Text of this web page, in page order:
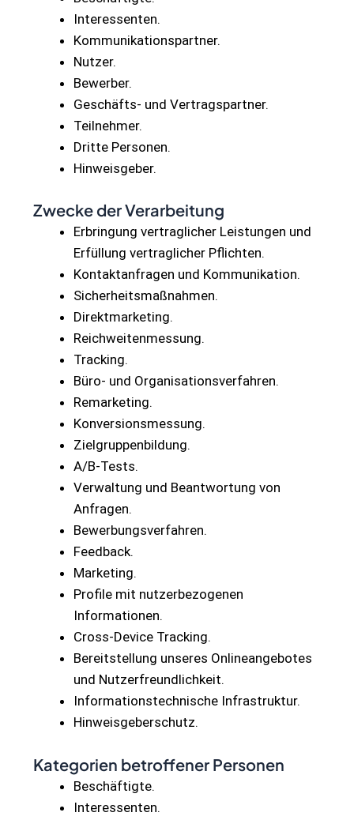
Interessenten.
Kommunikationspartner.
Nutzer.
Bewerber.
Geschäfts- und Vertragspartner.
Teilnehmer.
Dritte Personen.
Hinweisgeber.
Zwecke der Verarbeitung
Erbringung vertraglicher Leistungen und
Erfüllung vertraglicher Pflichten.
Kontaktanfragen und Kommunikation.
Sicherheitsmaßnahmen.
Direktmarketing.
Reichweitenmessung.
Tracking.
Büro- und Organisationsverfahren.
Remarketing.
Konversionsmessung.
Zielgruppenbildung.
A/B-Tests.
Verwaltung und Beantwortung von
Anfragen.
Bewerbungsverfahren.
Feedback.
Marketing.
Profile mit nutzerbezogenen
Informationen.
Cross-Device Tracking.
Bereitstellung unseres Onlineangebotes
und Nutzerfreundlichkeit.
Informationstechnische Infrastruktur.
Hinweisgeberschutz.
Kategorien betroffener Personen
Beschäftigte.
Interessenten.